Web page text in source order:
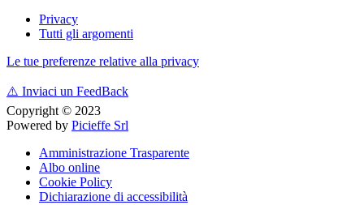
Privacy
Tutti gli argomenti
Le tue preferenze relative alla privacy
⚠️ Inviaci un FeedBack
Copyright © 2023
Powered by Picieffe Srl
Amministrazione Trasparente
Albo online
Cookie Policy
Dichiarazione di accessibilità